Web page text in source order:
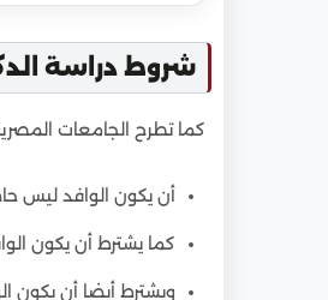
شروط دراسة
كما تطرح الجامعات
أن يكون الوافد ليس
كما يشترط أن يكون
ويشترط أيضا أن يكون